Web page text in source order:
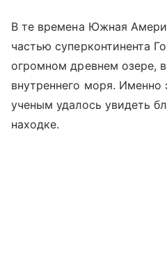
В те времена Южная
частью суперконтинента
огромном древнем озере,
внутреннего моря.
ученым удалось увидеть
находке.